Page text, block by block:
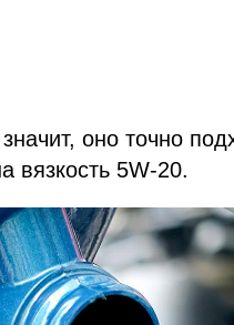
оно точно
вязкость 5W-20.